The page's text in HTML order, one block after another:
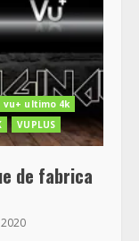
vu+ ultimo 4k
VUPLUS
de fabrica